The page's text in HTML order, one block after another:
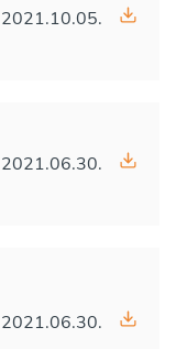
2021.10.05.
2021.06.30.
2021.06.30.